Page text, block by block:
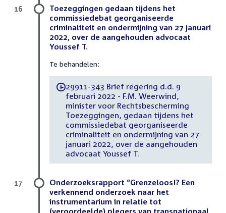
Toezeggingen gedaan tijdens het
commissiedebat georganiseerde
criminaliteit en ondermijning van 27 januari
2022, over de aangehouden advocaat
Youssef T.
Te behandelen:
-29911-343 Brief regering d.d. 9
februari 2022 - F.M. Weerwind,
minister voor Rechtsbescherming
Toezeggingen, gedaan tijdens het
commissiedebat georganiseerde
criminaliteit en ondermijning van 27
januari 2022, over de aangehouden
advocaat Youssef T.
16
Onderzoeksrapport “Grenzeloos!? Een
verkennend onderzoek naar het
instrumentarium in relatie tot
(veroordeelde) plegers van transnationaal
17